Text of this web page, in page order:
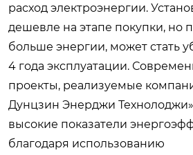
расход электроэнергии.
дешевле на этапе покупки, но
больше энергии, может стать
4 года эксплуатации.
проекты, реализуемые
Дунцзин Энерджи
высокие показатели
благодаря использованию